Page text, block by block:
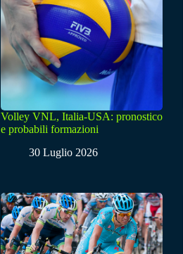
Volley VNL, Italia-USA: pronostico
e probabili formazioni
30 Luglio 2026